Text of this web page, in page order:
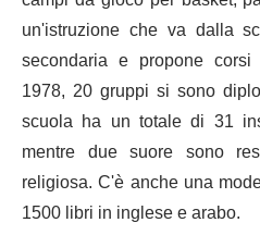
un'istruzione che va dalla
secondaria e propone
1978, 20 gruppi si sono
scuola ha un totale di 31
mentre due suore sono
religiosa. C'è anche una
1500 libri in inglese e arabo.